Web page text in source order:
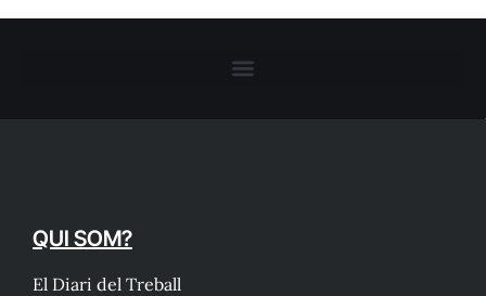
QUI SOM?
El Diari del Treball